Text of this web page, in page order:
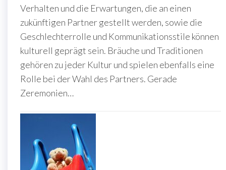
Verhalten und die Erwartungen, die an einen
zukünftigen Partner gestellt werden, sowie die
Geschlechterrolle und Kommunikationsstile können
kulturell geprägt sein. Bräuche und Traditionen
gehören zu jeder Kultur und spielen ebenfalls eine
Rolle bei der Wahl des Partners. Gerade
Zeremonien…